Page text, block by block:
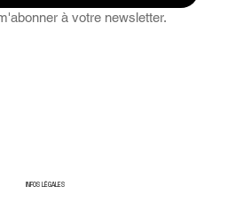
à votre newsletter.
INFOS LÉGALES